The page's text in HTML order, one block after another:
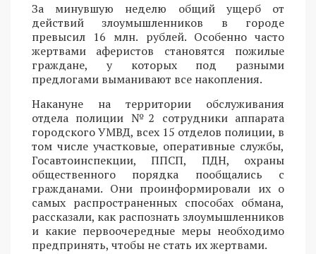
За минувшую неделю общий ущерб от
действий злоумышленников в городе
превысил 16 млн. рублей. Особенно часто
жертвами аферистов становятся пожилые
граждане, у которых под разными
предлогами выманивают все накопления.
Накануне на территории обслуживания
отдела полиции №2 сотрудники аппарата
городского УМВД, всех 15 отделов полиции, в
том числе участковые, оперативные службы,
Госавтоинспекции, ППСП, ПДН, охраны
общественного порядка пообщались с
гражданами. Они проинформировали их о
самых распространенных способах обмана,
рассказали, как распознать злоумышленников
и какие первоочередные меры необходимо
предпринять, чтобы не стать их жертвами.